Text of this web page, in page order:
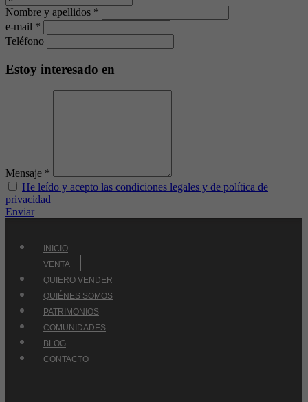
Nombre y apellidos *
e-mail *
Teléfono
Estoy interesado en
Mensaje *
He leído y acepto las condiciones legales y de política de
privacidad
Enviar
INICIO
VENTA
QUIERO VENDER
QUIÉNES SOMOS
PATRIMONIOS
COMUNIDADES
BLOG
CONTACTO